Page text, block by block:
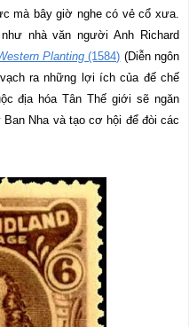
mà bây giờ nghe có vẻ cổ xưa.
nhà văn người Anh Richard
Planting (1584) (Diễn ngôn
ra những lợi ích của đế chế
địa hóa Tân Thế giới sẽ ngăn
Nha và tạo cơ hội để đòi các